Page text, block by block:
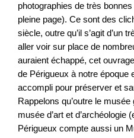
photographies de très
pleine page). Ce sont des
siècle, outre qu’il s’agit d’un
aller voir sur place de
auraient échappé, cet
de Périgueux à notre époque
accompli pour préserver et
Rappelons qu’outre le
musée d’art et d’archéologie
Périgueux compte aussi un